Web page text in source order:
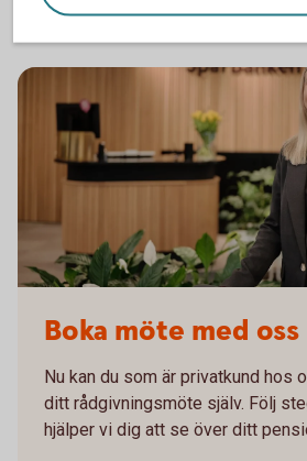
Boka möte med oss
Nu kan du som är privatkund hos
ditt rådgivningsmöte själv. Följ
hjälper vi dig att se över ditt